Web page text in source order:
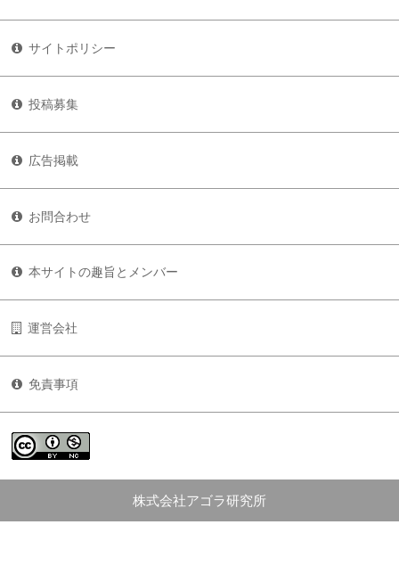
サイトポリシー
投稿募集
広告掲載
お問合わせ
本サイトの趣旨とメンバー
運営会社
免責事項
株式会社アゴラ研究所